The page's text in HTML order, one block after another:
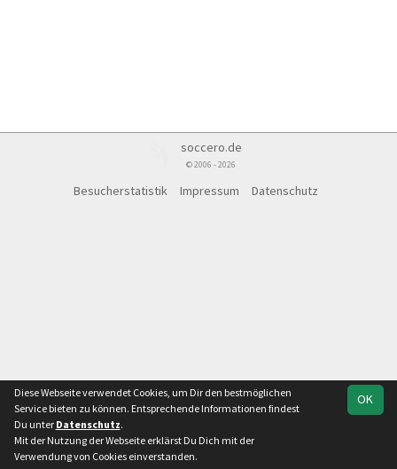
soccero.de
© 2006 - 2026
Besucherstatistik Impressum Datenschutz
OK
Diese Webseite verwendet Cookies, um Dir den bestmöglichen
Service bieten zu können. Entsprechende Informationen findest
Du unter Datenschutz.
Mit der Nutzung der Webseite erklärst Du Dich mit der
Verwendung von Cookies einverstanden.